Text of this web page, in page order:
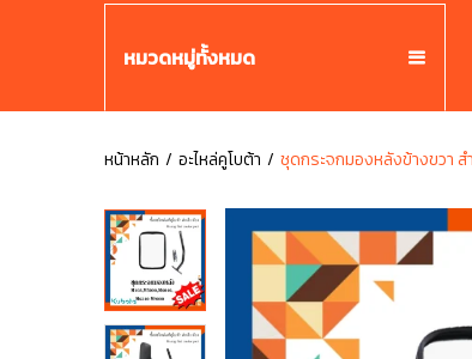
หมวดหมู่ทั้งหมด
หน้าหลัก อะไหล่คูโบต้า ชุดกระจกมองหลังข้างขวา